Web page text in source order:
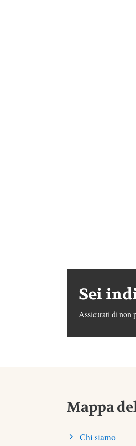
Sei
Assicurati di non
Mappa
Chi siamo